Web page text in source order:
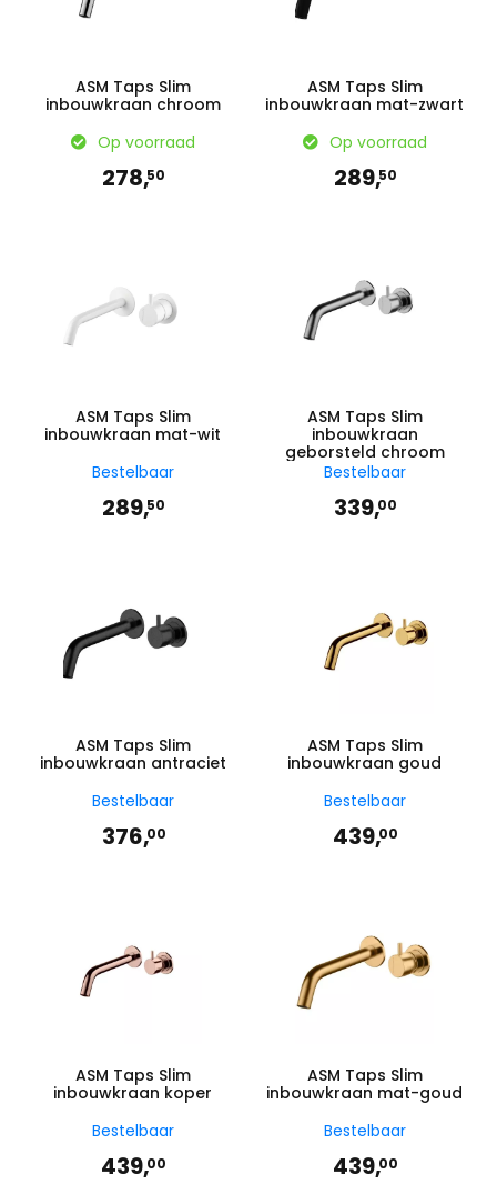
ASM Taps Slim
inbouwkraan chroom
Op voorraad
278,50
ASM Taps Slim
inbouwkraan mat-zwart
Op voorraad
289,50
ASM Taps Slim
inbouwkraan mat-wit
Bestelbaar
289,50
ASM Taps Slim
inbouwkraan
geborsteld chroom
Bestelbaar
339,00
ASM Taps Slim
inbouwkraan antraciet
Bestelbaar
376,00
ASM Taps Slim
inbouwkraan goud
Bestelbaar
439,00
ASM Taps Slim
inbouwkraan koper
Bestelbaar
439,00
ASM Taps Slim
inbouwkraan mat-goud
Bestelbaar
439,00